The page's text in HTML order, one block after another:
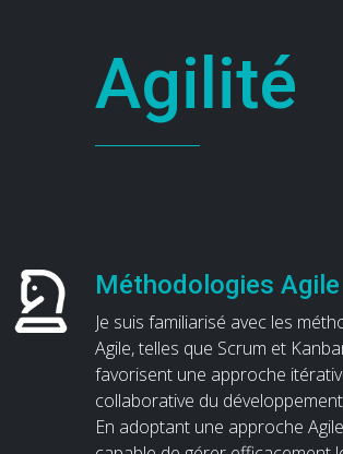
Agilité
Méthodologies Agile
Je suis familiarisé avec les
Agile, telles que Scrum et
favorisent une approche
collaborative du
En adoptant une approche